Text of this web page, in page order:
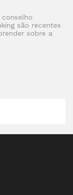
são recentes
sobre a